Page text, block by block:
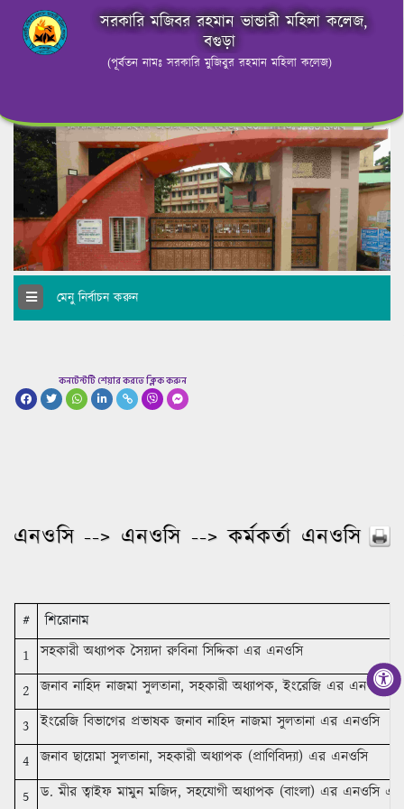
সরকারি মজিবর রহমান ভান্ডারী মহিলা কলেজ,
বগুড়া
(পূর্বতন নামঃ সরকারি মুজিবুর রহমান মহিলা কলেজ)
মেনু নির্বাচন করুন
কনটেন্টটি শেয়ার করতে ক্লিক করুন
এনওসি --> এনওসি --> কর্মকর্তা এনওসি
#
শিরোনাম
1 সহকারী অধ্যাপক সৈয়দা রুবিনা সিদ্দিকা এর এনওসি
2 জনাব নাহিদ নাজমা সুলতানা, সহকারী অধ্যাপক, ইংরেজি এর এনওসি
3 ইংরেজি বিভাগের প্রভাষক জনাব নাহিদ নাজমা সুলতানা এর এনওসি
4 জনাব ছায়েমা সুলতানা, সহকারী অধ্যাপক (প্রাণিবিদ্যা) এর এনওসি
5 ড. মীর ত্বাইফ মামুন মজিদ, সহযোগী অধ্যাপক (বাংলা) এর এনওসি